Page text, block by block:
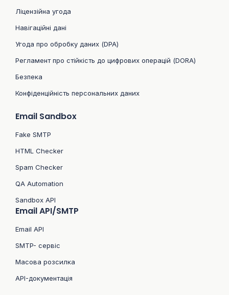
Ліцензійна угода
Навігаційні дані
Угода про обробку даних (DPA)
Регламент про стійкість до цифрових операцій (DORA)
Безпека
Конфіденційність персональних даних
Email Sandbox
Fake SMTP
HTML Checker
Spam Checker
QA Automation
Sandbox API
Email API/SMTP
Email API
SMTP- сервіс
Масова розсилка
API-документація